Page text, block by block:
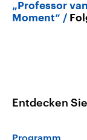
„Professor
Moment“
Entdecken
Programm